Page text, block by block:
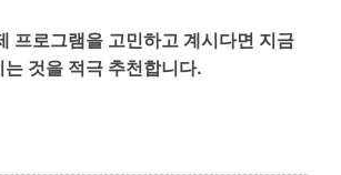
프로그램을 고민하고 계시다면 지금
것을 적극 추천합니다.